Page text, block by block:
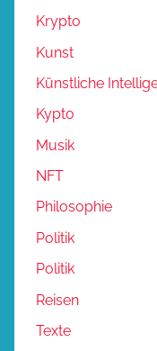
Krypto
Kunst
Künstliche
Kypto
Musik
NFT
Philosophie
Politik
Politik
Reisen
Texte